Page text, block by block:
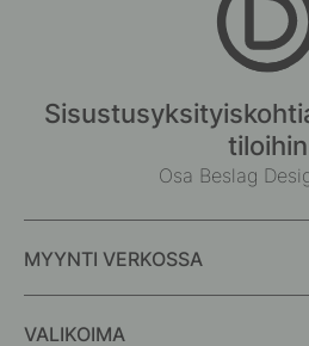
tiloihin
Osa Beslag
MYYNTI VERKOSSA
VALIKOIMA